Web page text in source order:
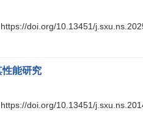
https://doi.org/10.13451/
性能研究
https://doi.org/10.13451/